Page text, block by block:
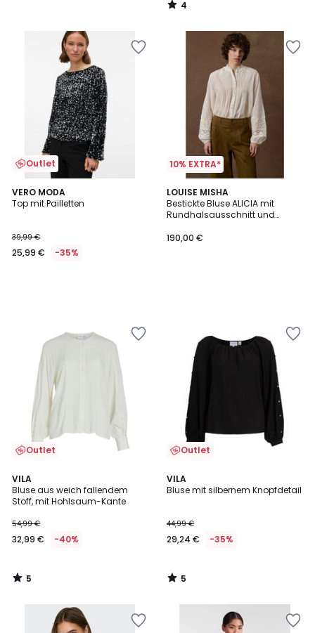
4
/
Outlet
VERO MODA
Top mit Pailletten
39,99 €
25,99 € -35%
10% EXTRA*
LOUISE MISHA
Bestickte Bluse ALICIA mit
Rundhalsausschnitt und
190,00 €
Outlet
VILA
Bluse aus weich fallendem
Stoff, mit Hohlsaum-Kante
54,99 €
32,99 € -40%
5
/
5
5
/
Outlet
VILA
Bluse mit silbernem Knopfdetail
44,99 €
29,24 € -35%
5
/
5
/